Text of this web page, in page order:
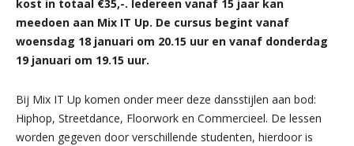
kost in totaal €35,-. Iedereen vanaf 15 jaar kan
meedoen aan Mix IT Up. De cursus begint vanaf
woensdag 18 januari om 20.15 uur en vanaf donderdag
19 januari om 19.15 uur.
Bij Mix IT Up komen onder meer deze dansstijlen aan bod:
Hiphop, Streetdance, Floorwork en Commercieel. De lessen
worden gegeven door verschillende studenten, hierdoor is